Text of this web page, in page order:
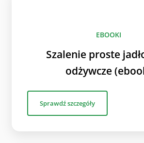
EBOOKI
Szalenie proste
odżywcze
Sprawdź szczegóły